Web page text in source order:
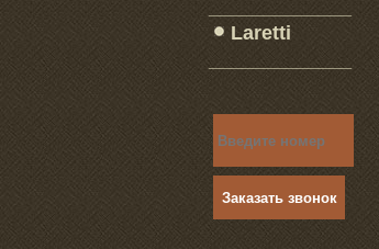
_____________
Laretti
_____________
Заказать звонок